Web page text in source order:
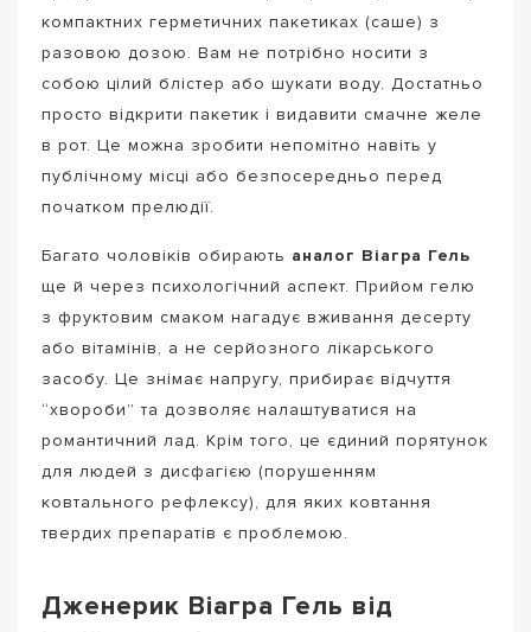
компактних герметичних пакетиках (саше) з
разовою дозою. Вам не потрібно носити з
собою цілий блістер або шукати воду. Достатньо
просто відкрити пакетик і видавити смачне желе
в рот. Це можна зробити непомітно навіть у
публічному місці або безпосередньо перед
початком прелюдії.
Багато чоловіків обирають аналог Віагра Гель
ще й через психологічний аспект. Прийом гелю
з фруктовим смаком нагадує вживання десерту
або вітамінів, а не серйозного лікарського
засобу. Це знімає напругу, прибирає відчуття
“хвороби” та дозволяє налаштуватися на
романтичний лад. Крім того, це єдиний порятунок
для людей з дисфагією (порушенням
ковтального рефлексу), для яких ковтання
твердих препаратів є проблемою.
Дженерик Віагра Гель від